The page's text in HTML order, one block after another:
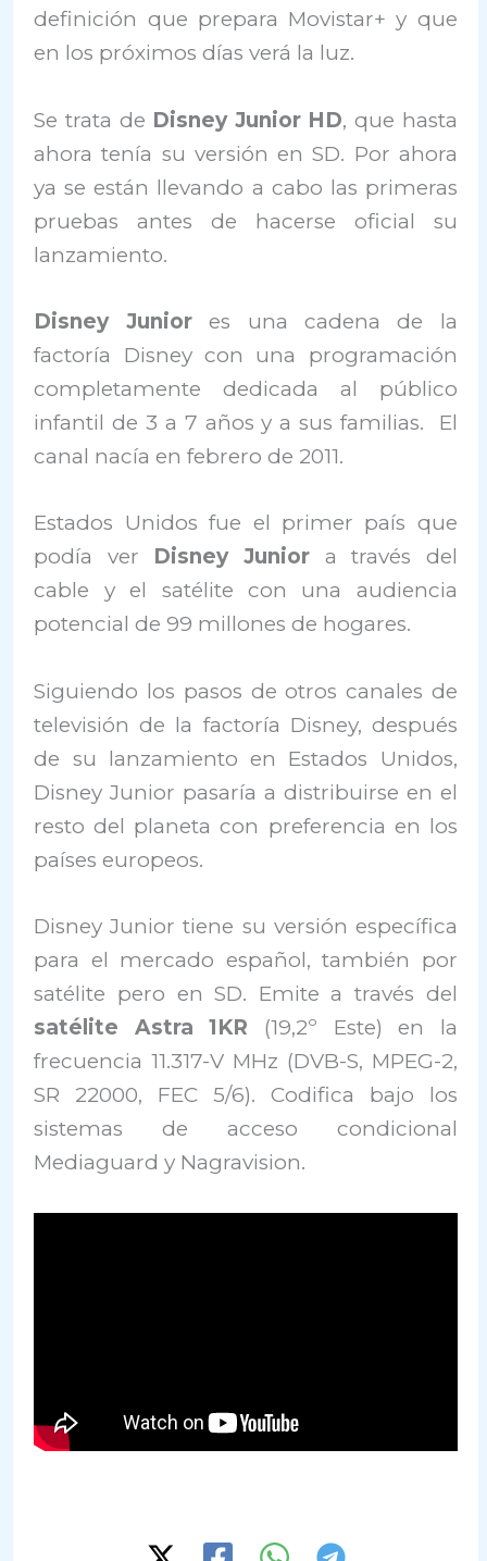
definición que prepara Movistar+ y que
en los próximos días verá la luz.
Se trata de Disney Junior HD, que hasta
ahora tenía su versión en SD. Por ahora
ya se están llevando a cabo las primeras
pruebas antes de hacerse oficial su
lanzamiento.
Disney Juniores una cadena de la
factoría Disney con una programación
completamente dedicada al público
infantil de 3 a 7 años y a sus familias. El
canal nacía en febrero de 2011.
Estados Unidos fue el primer país que
podía ver Disney Junior a través del
cable y el satélite con una audiencia
potencial de 99 millones de hogares.
Siguiendo los pasos de otros canales de
televisión de la factoría Disney, después
de su lanzamiento en Estados Unidos,
Disney Junior pasaría a distribuirse en el
resto del planeta con preferencia en los
países europeos.
Disney Junior tiene su versión específica
para el mercado español, también por
satélite pero en SD. Emite a través del
satélite Astra 1KR (19,2º Este) en la
frecuencia 11.317-V MHz (DVB-S, MPEG-2,
SR 22000, FEC 5/6). Codifica bajo los
sistemas de acceso condicional
Mediaguard y Nagravision.